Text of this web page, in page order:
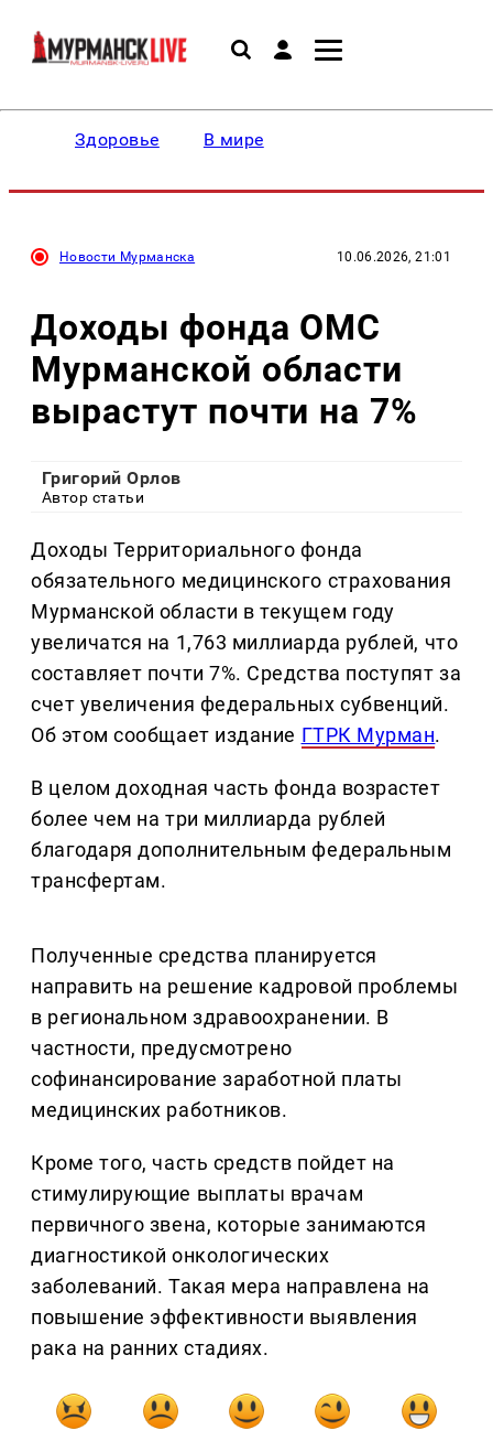
Здоровье В мире
Новости Мурманска 10.06.2026, 21:01
Доходы фонда ОМС
Мурманской области
вырастут почти на 7%
Григорий Орлов
Автор статьи
Доходы Территориального фонда
обязательного медицинского страхования
Мурманской области в текущем году
увеличатся на 1,763 миллиарда рублей, что
составляет почти 7%. Средства поступят за
счет увеличения федеральных субвенций.
Об этом сообщает издание ГТРК Мурман.
В целом доходная часть фонда возрастет
более чем на три миллиарда рублей
благодаря дополнительным федеральным
трансфертам.
Полученные средства планируется
направить на решение кадровой проблемы
в региональном здравоохранении. В
частности, предусмотрено
софинансирование заработной платы
медицинских работников.
Кроме того, часть средств пойдет на
стимулирующие выплаты врачам
первичного звена, которые занимаются
диагностикой онкологических
заболеваний. Такая мера направлена на
повышение эффективности выявления
рака на ранних стадиях.